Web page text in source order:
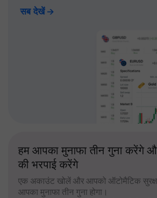
सब देखें
हम आपका मुनाफा तीन गुना करेंगे
की भरपाई करेंगे
एक अकाउंट खोलें और आपको ऑटोमैटिक
आपका मुनाफा तीन गुना होगा।